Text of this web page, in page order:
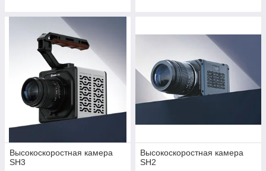
Высокоскоростная камера
SH3
Высокоскоростная камера
SH2